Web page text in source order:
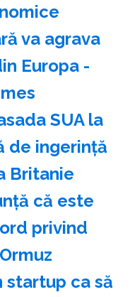
va agrava
Europa -
SUA la
de ingerinţă
Britanie
că este
privind
startup ca să